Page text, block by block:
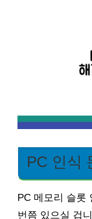
PC 인식
PC 메모리 슬롯
번쯤 있으실 겁